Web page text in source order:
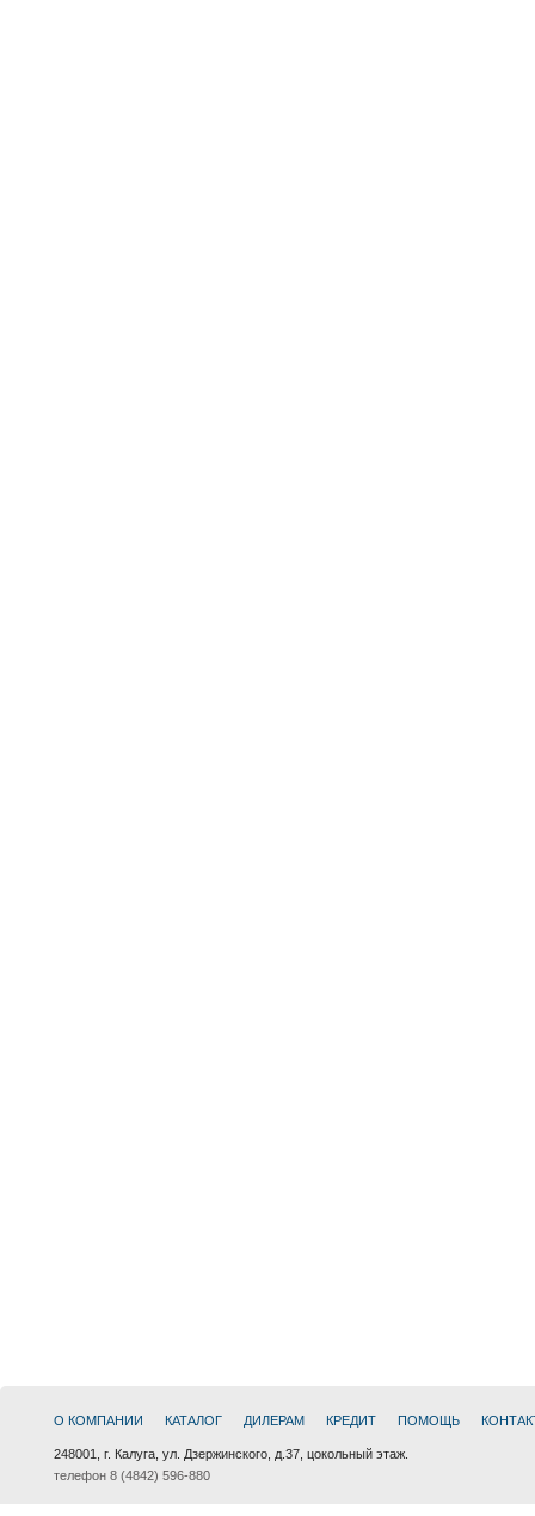
О КОМПАНИИ КАТАЛОГ ДИЛЕРАМ КРЕДИТ ПОМОЩЬ
248001, г. Калуга, ул. Дзержинского, д.37, цокольный этаж.
телефон 8 (4842) 596-880